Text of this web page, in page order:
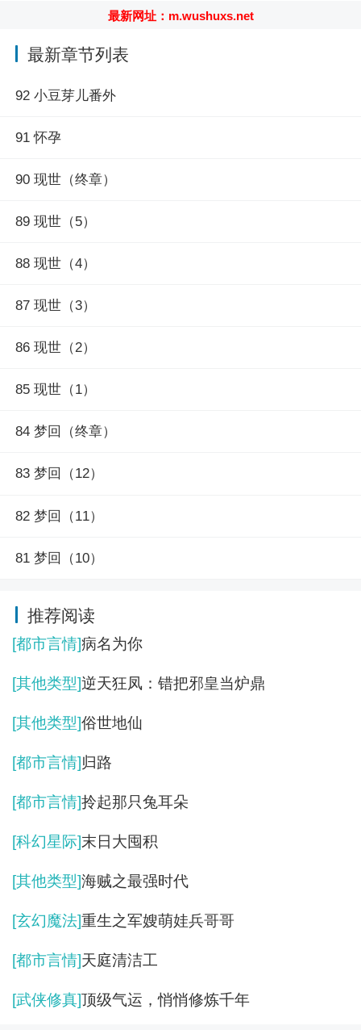
最新网址：m.wushuxs.net
最新章节列表
92 小豆芽儿番外
91 怀孕
90 现世（终章）
89 现世（5）
88 现世（4）
87 现世（3）
86 现世（2）
85 现世（1）
84 梦回（终章）
83 梦回（12）
82 梦回（11）
81 梦回（10）
推荐阅读
[都市言情]病名为你
[其他类型]逆天狂凤：错把邪皇当炉鼎
[其他类型]俗世地仙
[都市言情]归路
[都市言情]拎起那只兔耳朵
[科幻星际]末日大囤积
[其他类型]海贼之最强时代
[玄幻魔法]重生之军嫂萌娃兵哥哥
[都市言情]天庭清洁工
[武侠修真]顶级气运，悄悄修炼千年